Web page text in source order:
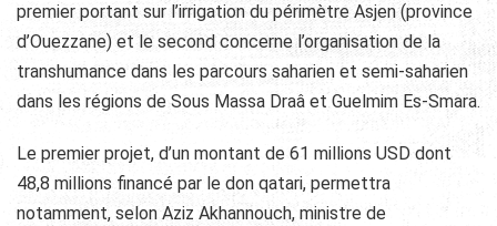
premier portant sur l’irrigation du périmètre Asjen (province
d’Ouezzane) et le second concerne l’organisation de la
transhumance dans les parcours saharien et semi-saharien
dans les régions de Sous Massa Draâ et Guelmim Es-Smara.
Le premier projet, d’un montant de 61 millions USD dont
48,8 millions financé par le don qatari, permettra
notamment, selon Aziz Akhannouch, ministre de